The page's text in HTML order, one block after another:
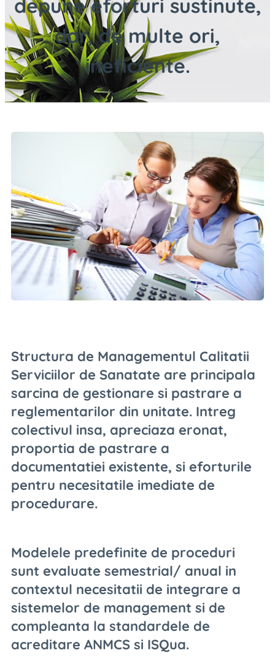
depune eforturi sustinute,
dar, de multe ori,
ineficiente.
Structura de Managementul Calitatii
Serviciilor de Sanatate are principala
sarcina de gestionare si pastrare a
reglementarilor din unitate. Intreg
colectivul insa, apreciaza eronat,
proportia de pastrare a
documentatiei existente, si eforturile
pentru necesitatile imediate de
procedurare.
Modelele predefinite de proceduri
sunt evaluate semestrial/ anual in
contextul necesitatii de integrare a
sistemelor de management si de
compleanta la standardele de
acreditare ANMCS si ISQua.